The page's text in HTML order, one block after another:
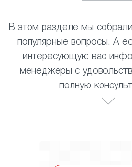
В этом разделе мы
популярные вопросы. А
интересующую вас
менеджеры с
полную